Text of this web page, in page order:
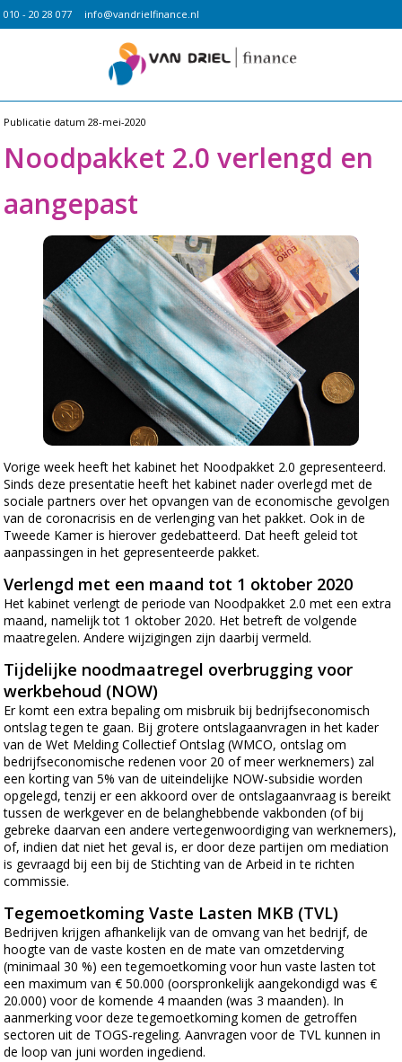
010 - 20 28 077 info@vandrielfinance.nl
Publicatie datum 28-mei-2020
Noodpakket 2.0 verlengd en
aangepast
Vorige week heeft het kabinet het Noodpakket 2.0 gepresenteerd.
Sinds deze presentatie heeft het kabinet nader overlegd met de
sociale partners over het opvangen van de economische gevolgen
van de coronacrisis en de verlenging van het pakket. Ook in de
Tweede Kamer is hierover gedebatteerd. Dat heeft geleid tot
aanpassingen in het gepresenteerde pakket.
Verlengd met een maand tot 1 oktober 2020
Het kabinet verlengt de periode van Noodpakket 2.0 met een extra
maand, namelijk tot 1 oktober 2020. Het betreft de volgende
maatregelen. Andere wijzigingen zijn daarbij vermeld.
Tijdelijke noodmaatregel overbrugging voor
werkbehoud (NOW)
Er komt een extra bepaling om misbruik bij bedrijfseconomisch
ontslag tegen te gaan. Bij grotere ontslagaanvragen in het kader
van de Wet Melding Collectief Ontslag (WMCO, ontslag om
bedrijfseconomische redenen voor 20 of meer werknemers) zal
een korting van 5% van de uiteindelijke NOW-subsidie worden
opgelegd, tenzij er een akkoord over de ontslagaanvraag is bereikt
tussen de werkgever en de belanghebbende vakbonden (of bij
gebreke daarvan een andere vertegenwoordiging van werknemers),
of, indien dat niet het geval is, er door deze partijen om mediation
is gevraagd bij een bij de Stichting van de Arbeid in te richten
commissie.
Tegemoetkoming Vaste Lasten MKB (TVL)
Bedrijven krijgen afhankelijk van de omvang van het bedrijf, de
hoogte van de vaste kosten en de mate van omzetderving
(minimaal 30 %) een tegemoetkoming voor hun vaste lasten tot
een maximum van € 50.000 (oorspronkelijk aangekondigd was €
20.000) voor de komende 4 maanden (was 3 maanden). In
aanmerking voor deze tegemoetkoming komen de getroffen
sectoren uit de TOGS-regeling. Aanvragen voor de TVL kunnen in
de loop van juni worden ingediend.